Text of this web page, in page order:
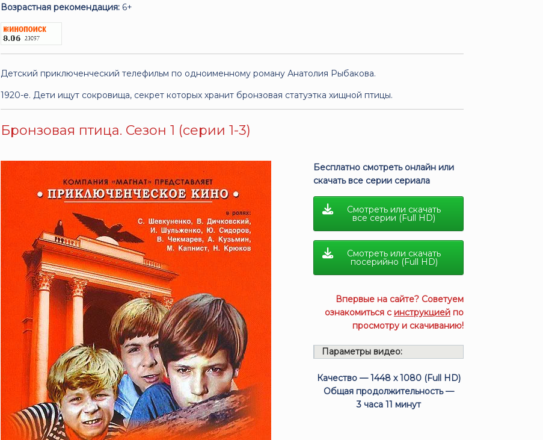
Возрастная рекомендация: 6+
Детский приключенческий телефильм по одноименному роману Анатолия Рыбакова.
1920-е. Дети ищут сокровища, секрет которых хранит бронзовая статуэтка хищной птицы.
Бронзовая птица. Сезон 1 (серии 1-3)
Бесплатно смотреть онлайн или
скачать все серии сериала
Смотреть или скачать
все серии (Full HD)
Смотреть или скачать
посерийно (Full HD)
Впервые на сайте? Советуем
ознакомиться с инструкцией по
просмотру и скачиванию!
Параметры видео:
Качество — 1448 x 1080 (Full HD)
Общая продолжительность —
3 часа 11 минут